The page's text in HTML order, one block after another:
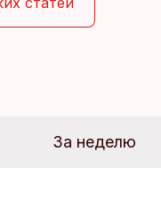
свободное время
за все отвечать
За неделю